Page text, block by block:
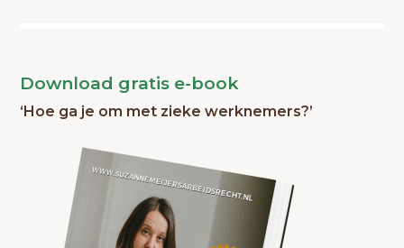
Download gratis e-book
‘Hoe ga je om met zieke werknemers?’